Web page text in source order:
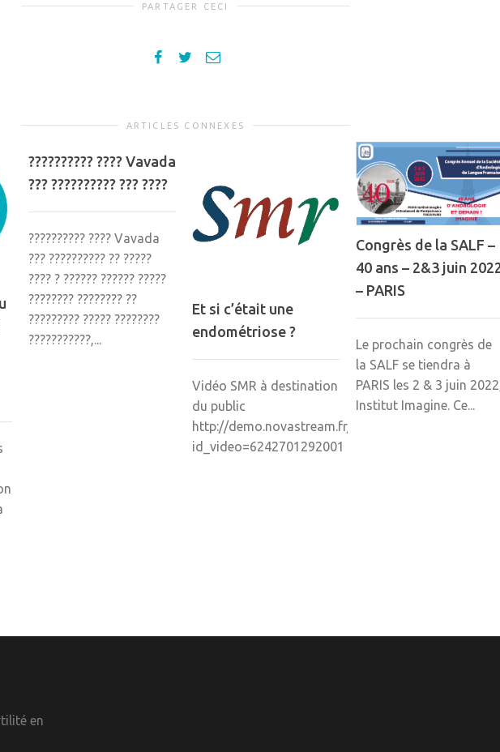
PARTAGER CECI
ARTICLES CONNEXES
?????????? ???? Vavada
??? ?????????? ??? ????
?????????? ???? Vavada
??? ?????????? ?? ?????
???? ? ?????? ?????? ?????
???????? ???????? ??
????????? ????? ????????
???????????,...
Et si c’était une
endométriose ?
Vidéo SMR à destination
du public
http://demo.novastream.fr/lenmedical/
id_video=6242701292001
Congrès de la SALF –
40 ans – 2&3 juin
– PARIS
Le prochain congrès de
la SALF se tiendra à
PARIS les 2 & 3 juin 2022,
Institut Imagine. Ce...
en